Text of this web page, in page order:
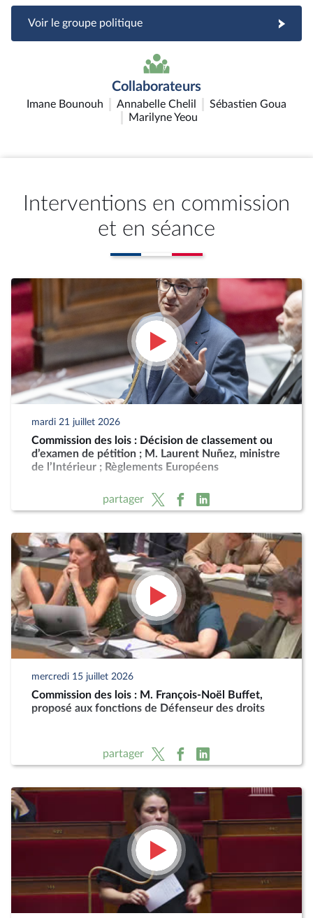
Voir le groupe politique
Collaborateurs
Imane Bounouh Annabelle Chelil
Sébastien Goua
Marilyne Yeou
Interventions en commission
et en séance
mardi 21 juillet 2026
Commission des lois : Décision de classement ou
d’examen de pétition ; M. Laurent Nuñez, ministre
de l’Intérieur ; Règlements Européens
partager
mercredi 15 juillet 2026
Commission des lois : M. François-Noël Buffet,
proposé aux fonctions de Défenseur des droits
partager